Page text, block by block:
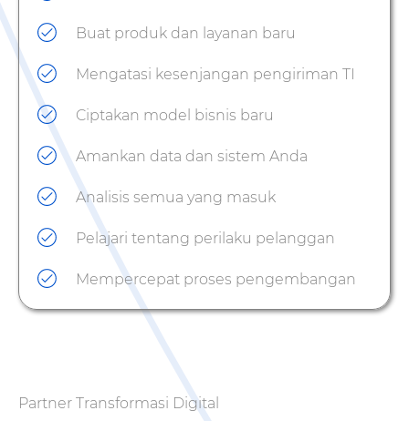
Buat produk dan layanan baru
Mengatasi kesenjangan pengiriman TI
Ciptakan model bisnis baru
Amankan data dan sistem Anda
Analisis semua yang masuk
Pelajari tentang perilaku pelanggan
Mempercepat proses pengembangan
Partner Transformasi Digital